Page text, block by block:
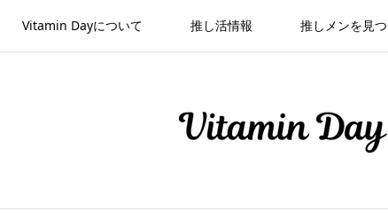
Vitamin Dayについて 推し活情報 推しメンを見